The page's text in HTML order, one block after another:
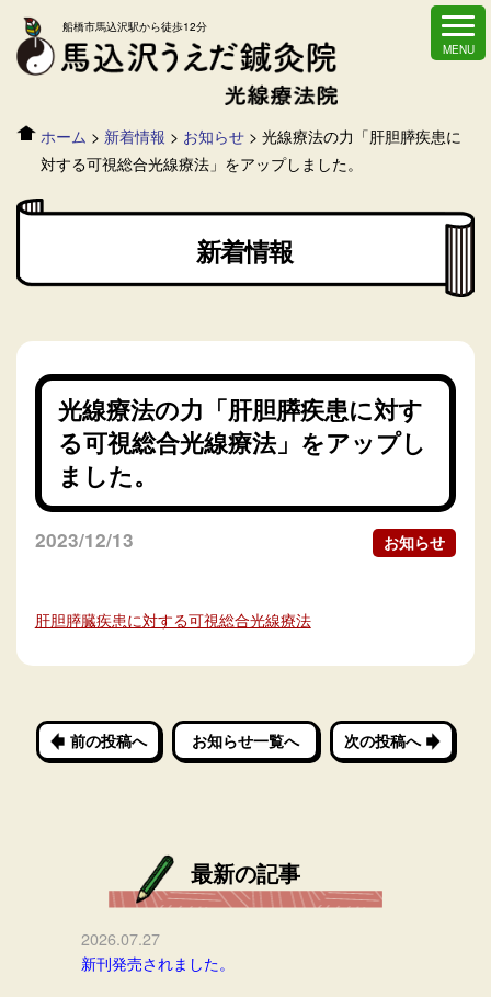
船橋市馬込沢駅から徒歩12分
ホーム > 新着情報 > お知らせ> 光線療法の力「肝胆膵疾患に
対する可視総合光線療法」をアップしました。
新着情報
光線療法の力「肝胆膵疾患に対す
る可視総合光線療法」をアップし
ました。
2023/12/13 お知らせ
肝胆膵臓疾患に対する可視総合光線療法
前の投稿へ お知らせ一覧へ 次の投稿へ
最新の記事
2026.07.27
新刊発売されました。